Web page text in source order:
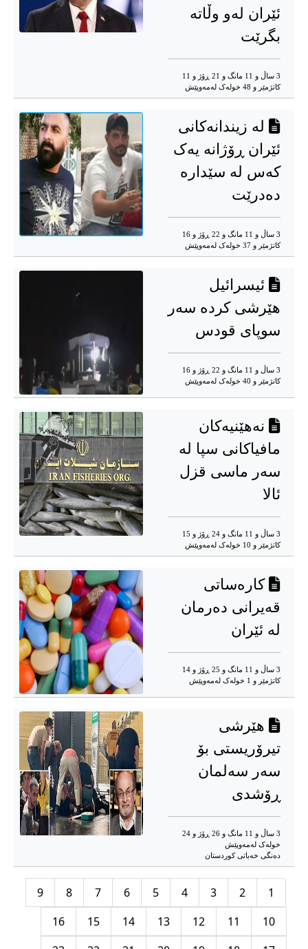
ئێران لەو وڵاتە
بگرێت
3 ساڵ و 11 مانگ و 21 ڕۆژ و 11
کاتژمێر و 48 خوله‌ک له‌مه‌وپێش‌
لە زیندانەکانی
ئێران ڕۆژانە یەک
کەس لە سێدارە
دەدرێت
3 ساڵ و 11 مانگ و 22 ڕۆژ و 16
کاتژمێر و 37 خوله‌ک له‌مه‌وپێش‌
ئیسرائیل
هێرشی کردە سەر
سوپای قودس
3 ساڵ و 11 مانگ و 22 ڕۆژ و 16
کاتژمێر و 40 خوله‌ک له‌مه‌وپێش‌
نەهێنیەکان
مافیاکانی سپا لە
سەر ماسی قزل
ئالا
3 ساڵ و 11 مانگ و 24 ڕۆژ و 15
کاتژمێر و 10 خوله‌ک له‌مه‌وپێش‌
کارەساتی
قەیرانی دەرمان
لە ئێران
3 ساڵ و 11 مانگ و 25 ڕۆژ و 14
کاتژمێر و 1 خوله‌ک له‌مه‌وپێش‌
هێرشی
تیرۆریستی بۆ
سەر سەلمان
ڕۆشدی
3 ساڵ و 11 مانگ و 26 ڕۆژ و 24
خوله‌ک له‌مه‌وپێش‌
دەنگی خەباتی کوردستان
1
2
3
4
5
6
7
8
9
10
11
12
13
14
15
16